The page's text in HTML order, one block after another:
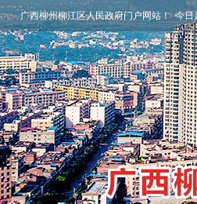
广西柳州柳江区人民政府门户网站！ 今